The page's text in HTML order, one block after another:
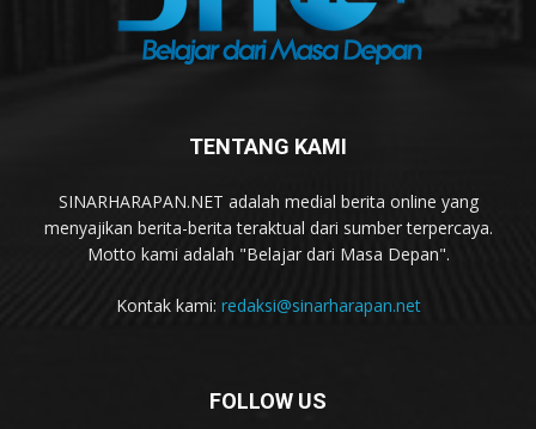
TENTANG KAMI
SINARHARAPAN.NET adalah medial berita online yang
menyajikan berita-berita teraktual dari sumber terpercaya.
Motto kami adalah "Belajar dari Masa Depan".
Kontak kami: redaksi@sinarharapan.net
FOLLOW US